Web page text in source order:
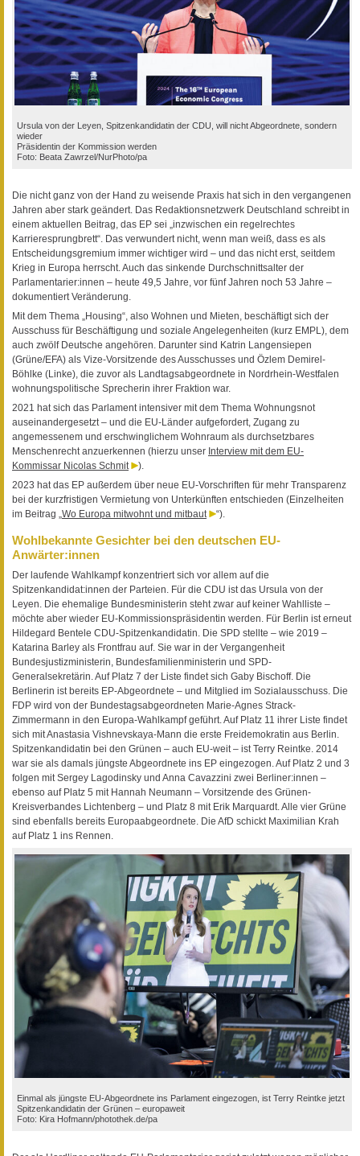
Ursula von der Leyen, Spitzenkandidatin der CDU, will nicht Abgeordnete, sondern
wieder
Präsidentin der Kommission werden
Foto: Beata Zawrzel/NurPhoto/pa
Die nicht ganz von der Hand zu weisende Praxis hat sich in den vergangenen
Jahren aber stark geändert. Das Redaktionsnetzwerk Deutschland schreibt in
einem aktuellen Beitrag, das EP sei „inzwischen ein regelrechtes
Karrieresprungbrett“. Das verwundert nicht, wenn man weiß, dass es als
Entscheidungsgremium immer wichtiger wird – und das nicht erst, seitdem
Krieg in Europa herrscht. Auch das sinkende Durchschnittsalter der
Parlamentarier:innen – heute 49,5 Jahre, vor fünf Jahren noch 53 Jahre –
dokumentiert Veränderung.
Mit dem Thema „Housing“, also Wohnen und Mieten, beschäftigt sich der
Ausschuss für Beschäftigung und soziale Angelegenheiten (kurz EMPL), dem
auch zwölf Deutsche angehören. Darunter sind Katrin Langensiepen
(Grüne/EFA) als Vize-Vorsitzende des Ausschusses und Özlem Demirel-
Böhlke (Linke), die zuvor als Landtagsabgeordnete in Nordrhein-Westfalen
wohnungspolitische Sprecherin ihrer Fraktion war.
2021 hat sich das Parlament intensiver mit dem Thema Wohnungsnot
auseinandergesetzt – und die EU-Länder aufgefordert, Zugang zu
angemessenem und erschwinglichem Wohnraum als durchsetzbares
Menschenrecht anzuerkennen (hierzu unser Interview mit dem EU-
Kommissar Nicolas Schmit
).
2023 hat das EP außerdem über neue EU-Vorschriften für mehr Transparenz
bei der kurzfristigen Vermietung von Unterkünften entschieden (Einzelheiten
im Beitrag „ Wo Europa mitwohnt und mitbaut “).
Wohlbekannte Gesichter bei den deutschen EU-
Anwärter:innen
Der laufende Wahlkampf konzentriert sich vor allem auf die
Spitzenkandidat:innen der Parteien. Für die CDU ist das Ursula von der
Leyen. Die ehemalige Bundesministerin steht zwar auf keiner Wahlliste –
möchte aber wieder EU-Kommissionspräsidentin werden. Für Berlin ist erneut
Hilde­gard Bentele CDU-Spitzenkandidatin. Die SPD stellte – wie 2019 –
Katarina Barley als Frontfrau auf. Sie war in der Vergangenheit
Bundesjustizministerin, Bundesfamilienministerin und SPD-
Generalsekretärin. Auf Platz 7 der Liste findet sich Gaby Bischoff. Die
Berlinerin ist bereits EP-Abgeordnete – und Mitglied im Sozialausschuss. Die
FDP wird von der Bundestagsabgeordneten Marie-Agnes Strack-
Zimmermann in den Europa-Wahlkampf geführt. Auf Platz 11 ihrer Liste findet
sich mit Anastasia Vishnevskaya-Mann die erste Freidemokratin aus Berlin.
Spitzenkandidatin bei den Grünen – auch EU-weit – ist Terry Reintke. 2014
war sie als damals jüngste Abgeordnete ins EP eingezogen. Auf Platz 2 und 3
folgen mit Sergey Lagodinsky und Anna Cavazzini zwei Berliner:innen –
ebenso auf Platz 5 mit Hannah Neumann – Vorsitzende des Grünen-
Kreisverbandes Lichtenberg – und Platz 8 mit Erik Marquardt. Alle vier Grüne
sind ebenfalls bereits Europaabgeordnete. Die AfD schickt Maximilian Krah
auf Platz 1 ins Rennen.
Einmal als jüngste EU-Abgeordnete ins Parlament eingezogen, ist Terry Reintke jetzt
Spitzenkandidatin der Grünen – europaweit
Foto: Kira Hofmann/photothek.de/pa